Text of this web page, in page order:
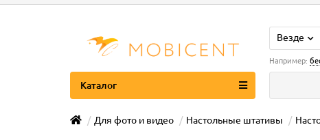
Везде
Например:
Каталог
Для фото и видео Настольные штативы